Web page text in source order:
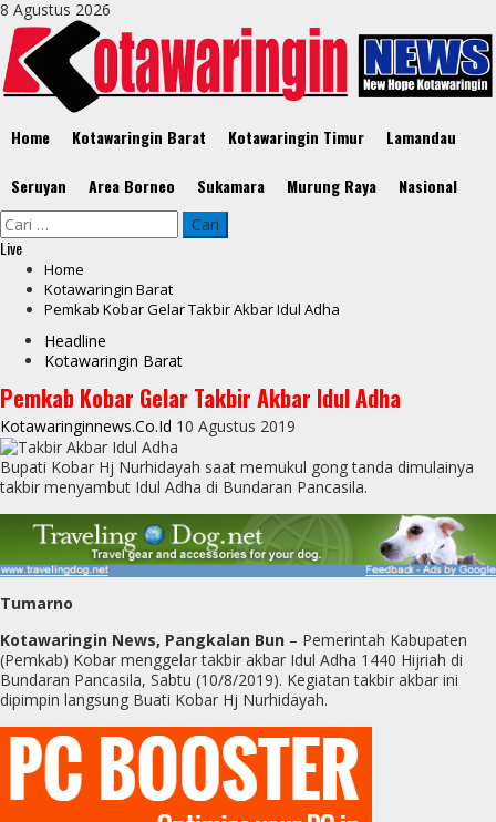
Skip
to
content
8 Agustus 2026
Menu
Home Kotawaringin Barat Kotawaringin Timur Lamandau
Seruyan Area Borneo Sukamara Murung Raya Nasional
Cari
untuk:
Live
Home
Kotawaringin Barat
Pemkab Kobar Gelar Takbir Akbar Idul Adha
Headline
Kotawaringin Barat
Pemkab Kobar Gelar Takbir Akbar Idul Adha
Kotawaringinnews.co.id 10 Agustus 2019
Bupati Kobar Hj Nurhidayah saat memukul gong tanda dimulainya
takbir menyambut Idul Adha di Bundaran Pancasila.
Tumarno
Kotawaringin News, Pangkalan Bun – Pemerintah Kabupaten
(Pemkab) Kobar menggelar takbir akbar Idul Adha 1440 Hijriah di
Bundaran Pancasila, Sabtu (10/8/2019). Kegiatan takbir akbar ini
dipimpin langsung Buati Kobar Hj Nurhidayah.